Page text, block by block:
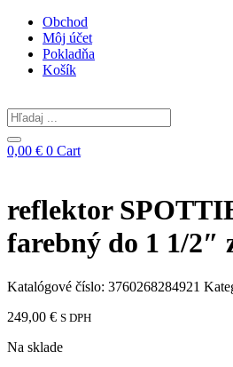
Obchod
Môj účet
Pokladňa
Košík
Search
...
0,00 € 0 Cart
reflektor
farebný do 1 1/2″
Katalógové číslo: 3760268284921
249,00 € S DPH
Na sklade